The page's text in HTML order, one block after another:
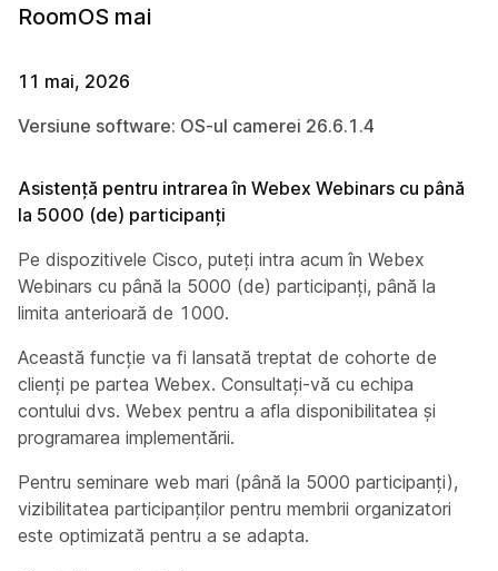
RoomOS mai
11 mai, 2026
Versiune software: OS-ul camerei 26.6.1.4
Asistență pentru intrarea în Webex Webinars cu până
la 5000 (de) participanți
Pe dispozitivele Cisco, puteți intra acum în Webex
Webinars cu până la 5000 (de) participanți, până la
limita anterioară de 1000.
Această funcție va fi lansată treptat de cohorte de
clienți pe partea Webex. Consultați-vă cu echipa
contului dvs. Webex pentru a afla disponibilitatea și
programarea implementării.
Pentru seminare web mari (până la 5000 participanți),
vizibilitatea participanților pentru membrii organizatori
este optimizată pentru a se adapta.